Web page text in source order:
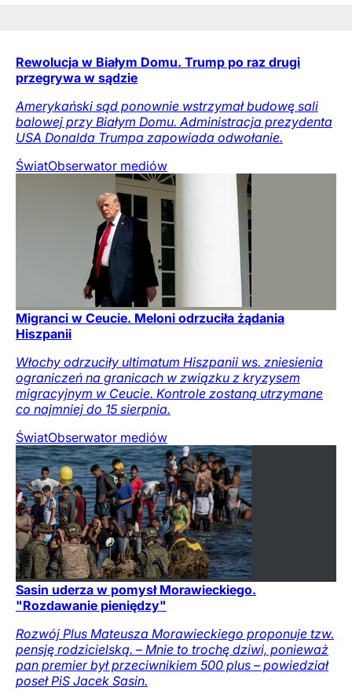
Rewolucja w Białym Domu. Trump po raz drugi
przegrywa w sądzie
Amerykański sąd ponownie wstrzymał budowę sali
balowej przy Białym Domu. Administracja prezydenta
USA Donalda Trumpa zapowiada odwołanie.
ŚwiatObserwator mediów
Migranci w Ceucie. Meloni odrzuciła żądania
Hiszpanii
Włochy odrzuciły ultimatum Hiszpanii ws. zniesienia
ograniczeń na granicach w związku z kryzysem
migracyjnym w Ceucie. Kontrole zostaną utrzymane
co najmniej do 15 sierpnia.
ŚwiatObserwator mediów
Sasin uderza w pomysł Morawieckiego.
"Rozdawanie pieniędzy"
Rozwój Plus Mateusza Morawieckiego proponuje tzw.
pensję rodzicielską. – Mnie to trochę dziwi, ponieważ
pan premier był przeciwnikiem 500 plus – powiedział
poseł PiS Jacek Sasin.